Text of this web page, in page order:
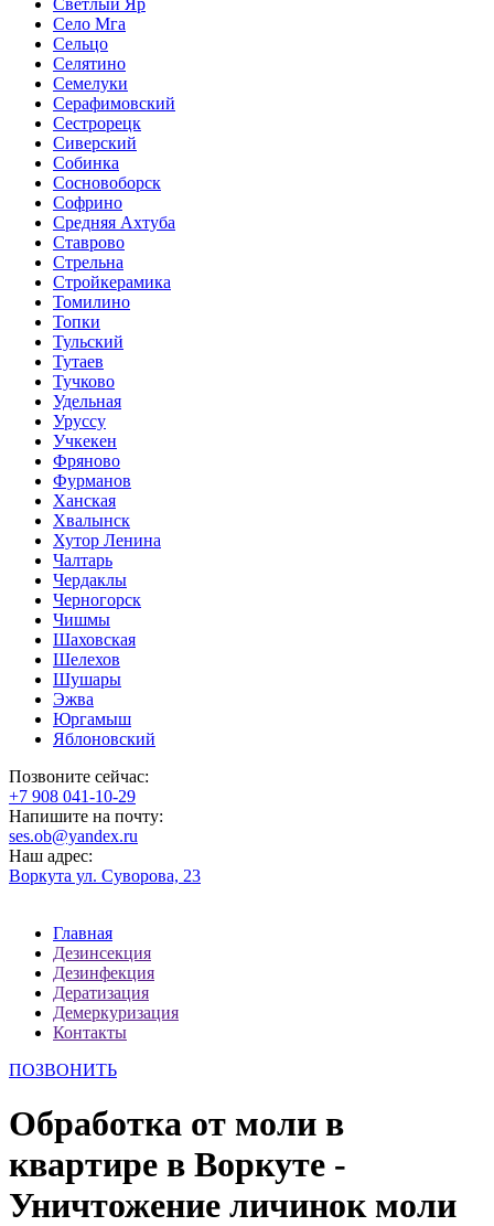
Село Мга
Сельцо
Селятино
Семелуки
Серафимовский
Сестрорецк
Сиверский
Собинка
Сосновоборск
Софрино
Средняя Ахтуба
Ставрово
Стрельна
Стройкерамика
Томилино
Топки
Тульский
Тутаев
Тучково
Удельная
Уруссу
Учкекен
Фряново
Фурманов
Ханская
Хвалынск
Хутор Ленина
Чалтарь
Чердаклы
Черногорск
Чишмы
Шаховская
Шелехов
Шушары
Эжва
Юргамыш
Яблоновский
Позвоните сейчас:
‪+7 908 041-10-29
Напишите на почту:
ses.ob@yandex.ru
Наш адрес:
Воркута ул. Суворова, 23
Главная
Дезинсекция
Дезинфекция
Дератизация
Демеркуризация
Контакты
ПОЗВОНИТЬ
Обработка от моли в
квартире в Воркуте -
Уничтожение личинок моли